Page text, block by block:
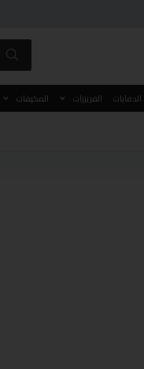
الدفايات الفريزرات المكيفات